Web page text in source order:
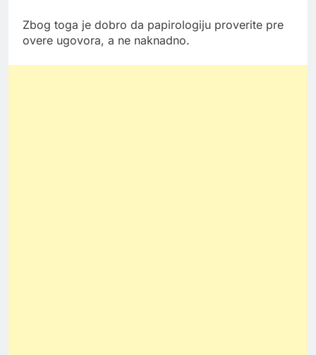
Zbog toga je dobro da papirologiju proverite pre
overe ugovora, a ne naknadno.